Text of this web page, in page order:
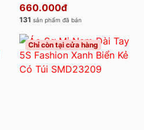
660.000đ
131 sản phẩm đã bán
Chỉ còn tại cửa hàng